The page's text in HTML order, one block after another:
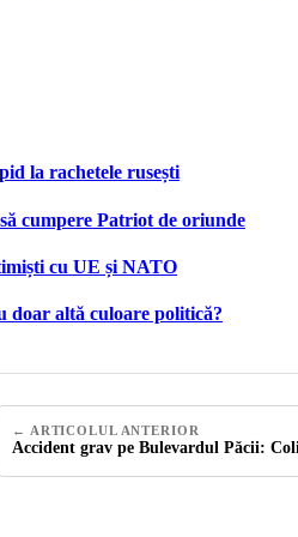
la rachetele rusești
cumpere Patriot de oriunde
cu UE și NATO
doar altă culoare politică?
← ARTICOLUL ANTERIOR
Accident grav pe Bulevardul Păcii: